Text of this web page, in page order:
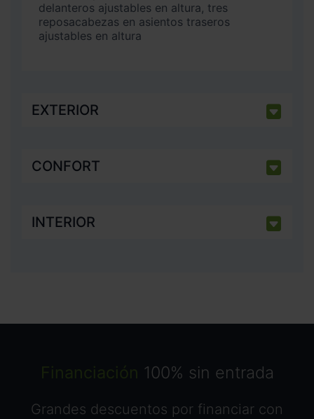
delanteros ajustables en altura, tres
reposacabezas en asientos traseros
ajustables en altura
EXTERIOR
CONFORT
INTERIOR
Financiación 100% sin entrada
Grandes descuentos por financiar con